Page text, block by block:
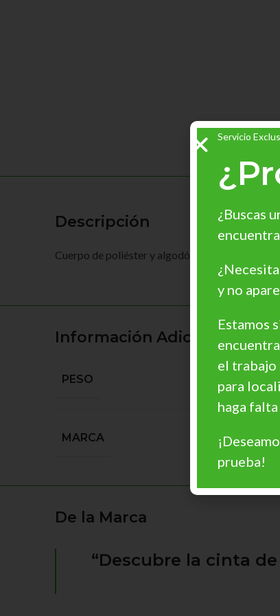
Descripción
Cuerpo de poliéster y algodón plastificado.
Información Adicional
PESO
MARCA
De la Marca
“Descubre la cinta
Servicio
¿Buscas
y no
Estamos
el trabajo
para
haga
prueba!